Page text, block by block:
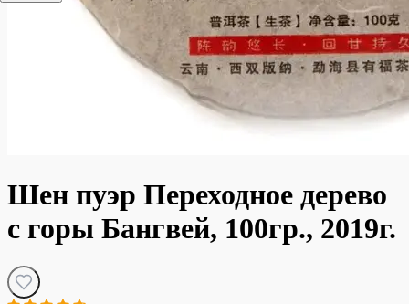
Шен пуэр Переходное дерево
с горы Бангвей, 100гр., 2019г.